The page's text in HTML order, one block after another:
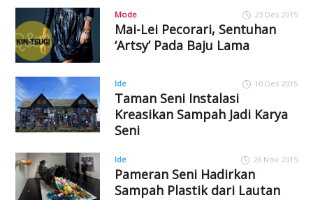
Mode 23 Des 2015
Mai-Lei Pecorari, Sentuhan
‘Artsy’ Pada Baju Lama
Ide 10 Des 2015
Taman Seni Instalasi
Kreasikan Sampah Jadi Karya
Seni
Ide 26 Nov 2015
Pameran Seni Hadirkan
Sampah Plastik dari Lautan